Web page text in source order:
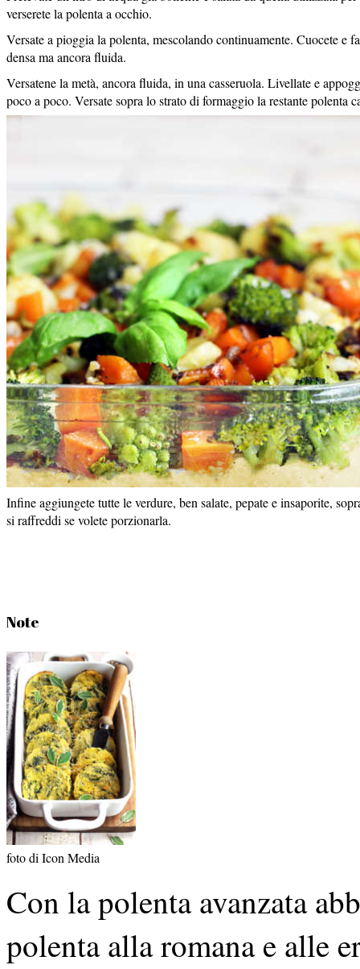
verserete la polenta a occhio.
Versate a pioggia la polenta, mescolando continuamente. Cuocete e
densa ma ancora fluida.
Versatene la metà, ancora fluida, in una casseruola. Livellate e
poco a poco. Versate sopra lo strato di formaggio la restante polenta
Infine aggiungete tutte le verdure, ben salate, pepate e insaporite,
si raffreddi se volete porzionarla.
Note
foto di Icon Media
Con la polenta avanzata
polenta alla romana e alle